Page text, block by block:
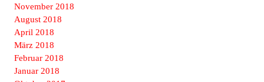
November 2018
August 2018
April 2018
März 2018
Februar 2018
Januar 2018